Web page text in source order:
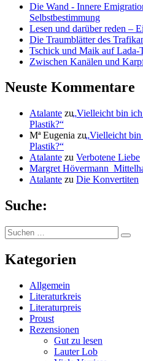
Die Wand - Innere
Selbstbestimmung
Lesen und darüber reden –
Die Traumblätter des
Tschick und Maik auf Lada-
Zwischen Kanälen und
Neuste Kommentare
Atalante zu
„Vielleicht bin ich
Plastik?“
Mª Eugenia zu
„Vielleicht bin
Plastik?“
Atalante zu Verbotene Liebe
Margret
Atalante zu Die Konvertiten
Suche:
Suchen
nach:
Kategorien
Allgemein
Literaturkreis
Literaturpreis
Proust
Rezensionen
Gut zu lesen
Lauter Lob